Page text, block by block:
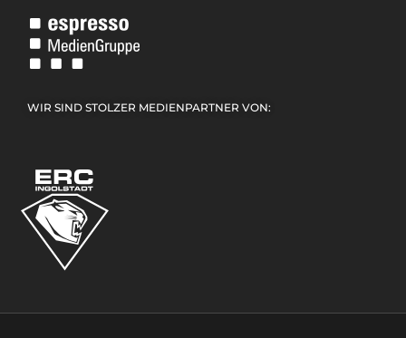
WIR SIND STOLZER MEDIENPARTNER VON: